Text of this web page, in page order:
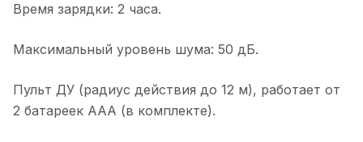
Время зарядки: 2 часа.
Максимальный уровень шума: 50 дБ.
Пульт ДУ (радиус действия до 12 м), работает от
2 батареек ААА (в комплекте).